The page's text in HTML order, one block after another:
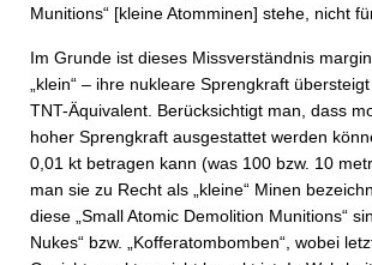
Munitions“ [kleine Atomminen] stehe, nicht für
Im Grunde ist dieses Missverständnis
„klein“ – ihre nukleare Sprengkraft
TNT-Äquivalent. Berücksichtigt man, dass
hoher Sprengkraft ausgestattet werden
0,01 kt betragen kann (was 100 bzw. 10
man sie zu Recht als „kleine“ Minen
diese „Small Atomic Demolition Munitions“
Nukes“ bzw. „Kofferatombomben“, wobei